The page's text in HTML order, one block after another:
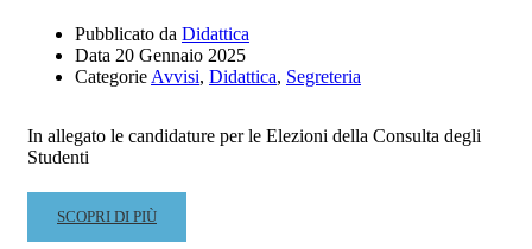
2023/2024
ANTICIPO
A.A.
Pubblicato da Didattica
Data 20 Gennaio 2025
Categorie Avvisi, Didattica, Segreteria
In allegato le candidature per le Elezioni della Consulta degli
Studenti
READ
MORE
SCOPRI DI PIÙ